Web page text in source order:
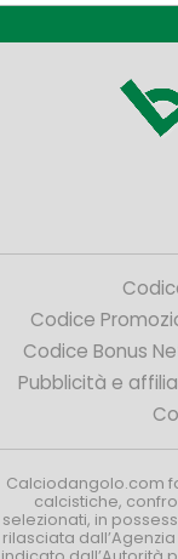
Codice
Codice Bonus
Pubblicità e
Calciodangolo.com
calcistiche,
selezionati, in
rilasciata